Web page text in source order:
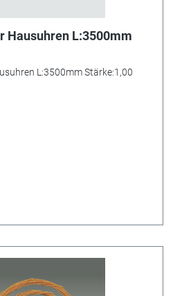
Hausuhren L:3500mm
L:3500mm Stärke:1,00